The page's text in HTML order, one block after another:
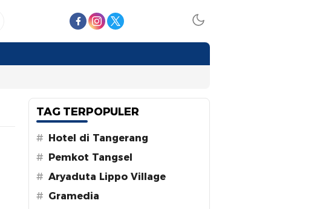
TAG TERPOPULER
# Hotel di Tangerang
# Pemkot Tangsel
# Aryaduta Lippo Village
# Gramedia